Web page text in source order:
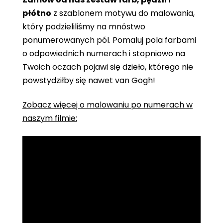
płótno z szablonem motywu do malowania,
który podzieliliśmy na mnóstwo
ponumerowanych pól. Pomaluj pola farbami
o odpowiednich numerach i stopniowo na
Twoich oczach pojawi się dzieło, którego nie
powstydziłby się nawet van Gogh!
Zobacz więcej o malowaniu po numerach w
naszym filmie: